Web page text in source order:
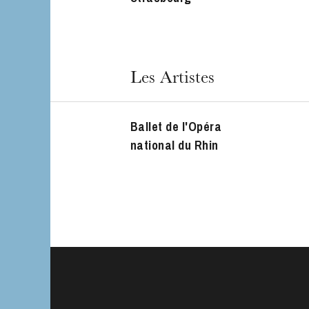
Les Artistes
Ballet de l'Opéra
national du Rhin